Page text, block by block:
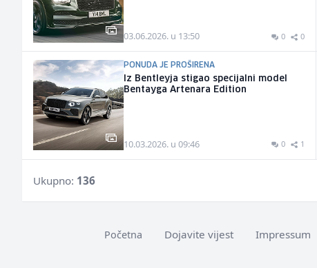
03.06.2026. u 13:50 0 0
PONUDA JE PROŠIRENA
Iz Bentleyja stigao specijalni model
Bentayga Artenara Edition
10.03.2026. u 09:46 0 1
Ukupno: 136
Početna Dojavite vijest Impressum